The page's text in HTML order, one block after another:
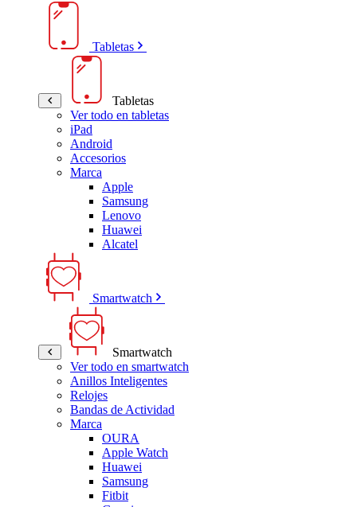
Tabletas
Tabletas
Ver todo en tabletas
iPad
Android
Accesorios
Marca
Apple
Samsung
Lenovo
Huawei
Alcatel
Smartwatch
Smartwatch
Ver todo en smartwatch
Anillos Inteligentes
Relojes
Bandas de Actividad
Marca
OURA
Apple Watch
Huawei
Samsung
Fitbit